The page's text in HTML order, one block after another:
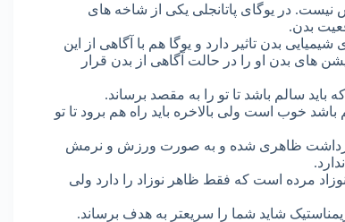
در یوگای پاتانجلی یکی از شاخه های
بدن.
بدن تاثیر دارد و یوگا هم با آگاهی از این
های بدن او را در حالت آگاهی از بدن قرار
سالم باشد تا تو را به مقصد برساند.
خوب است ولی بالاخره باید راه هم برود تا تو
برداشت ظاهری شده و به صورت ورزش و نرمش
مرده است که فقط ظاهر نوزاد را دارد ولی
شاید شما را سریعتر به هدف برساند.